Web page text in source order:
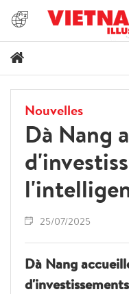
Nouvelles
Dà Nang
25/07/2025
Dà Nang